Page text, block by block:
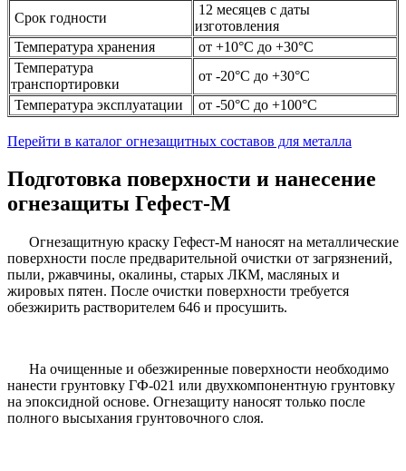
Срок годности
12 месяцев с даты
изготовления
Температура хранения
от +10°С до +30°С
Температура
транспортировки
от -20°С до +30°С
Температура эксплуатации
от -50°С до +100°С
Перейти в каталог огнезащитных составов для металла
Подготовка поверхности и нанесение
огнезащиты Гефест-М
Огнезащитную краску Гефест-М наносят на металлические
поверхности после предварительной очистки от загрязнений,
пыли, ржавчины, окалины, старых ЛКМ, масляных и
жировых пятен. После очистки поверхности требуется
обезжирить растворителем 646 и просушить.
На очищенные и обезжиренные поверхности необходимо
нанести грунтовку ГФ-021 или двухкомпонентную грунтовку
на эпоксидной основе. Огнезащиту наносят только после
полного высыхания грунтовочного слоя.